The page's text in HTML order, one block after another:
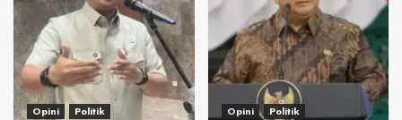
Opini Politik Opini Politik